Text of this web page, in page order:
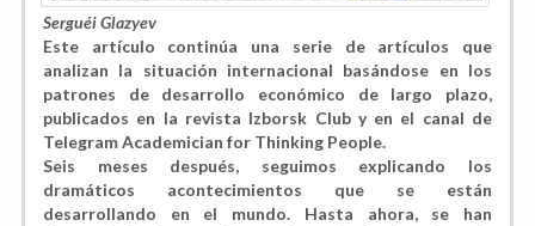
Serguéi Glazyev
Este artículo continúa una serie de artículos que
analizan la situación internacional basándose en los
patrones de desarrollo económico de largo plazo,
publicados en la revista Izborsk Club y en el canal de
Telegram Academician for Thinking People.
Seis meses después, seguimos explicando los
dramáticos acontecimientos que se están
desarrollando en el mundo. Hasta ahora, se han